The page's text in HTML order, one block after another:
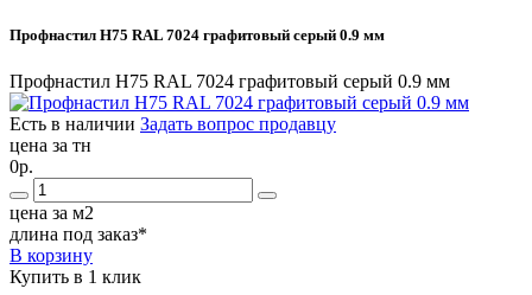
Профнастил Н75 RAL 7024 графитовый серый 0.9 мм
Профнастил Н75 RAL 7024 графитовый серый 0.9 мм
Есть в наличии Задать вопрос продавцу
цена за тн
0р.
цена за м2
длина под заказ*
В корзину
Купить в 1 клик